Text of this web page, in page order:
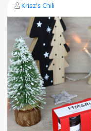
Krisz's Chili